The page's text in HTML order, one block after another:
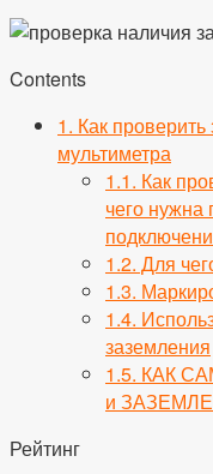
Contents
1. Как
мультиметра
1.1. Как
чего нужна
1.2. Для
1.3.
1.4.
заземления
1.5. КАК
и
Рейтинг